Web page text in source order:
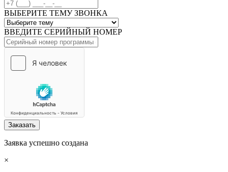
ВЫБЕРИТЕ ТЕМУ ЗВОНКА
ВВЕДИТЕ СЕРИЙНЫЙ НОМЕР
Заказать
Заявка успешно создана
×